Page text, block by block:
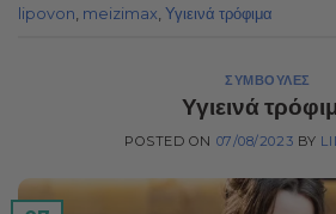
lipovon meizimax Υγιεινά τρόφιμα
ΣΥΜΒΟΥΛΈΣ
Υγιεινά
POSTED ON 07/08/2023 BY